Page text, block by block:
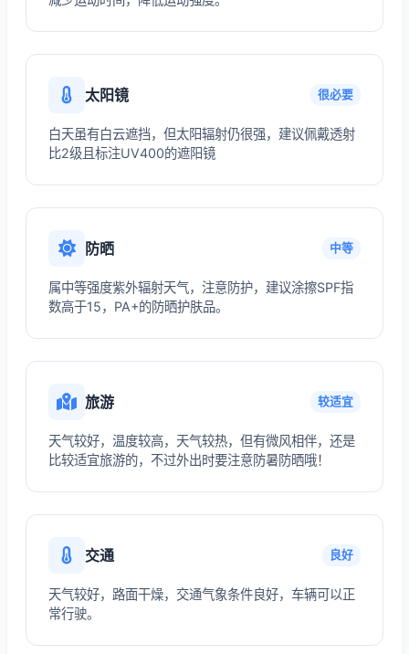
太阳镜 很必要
白天虽有白云遮挡，但太阳辐射仍很强，建议佩戴透射
比2级且标注UV400的遮阳镜
防晒 中等
属中等强度紫外辐射天气，注意防护，建议涂擦SPF指
数高于15，PA+的防晒护肤品。
旅游 较适宜
天气较好，温度较高，天气较热，但有微风相伴，还是
比较适宜旅游的，不过外出时要注意防暑防晒哦！
交通 良好
天气较好，路面干燥，交通气象条件良好，车辆可以正
常行驶。